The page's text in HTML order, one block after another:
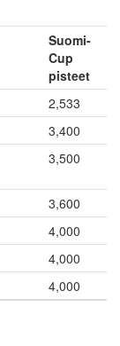
Suomi-
Cup
pisteet
2,533
3,400
3,500
3,600
4,000
4,000
4,000